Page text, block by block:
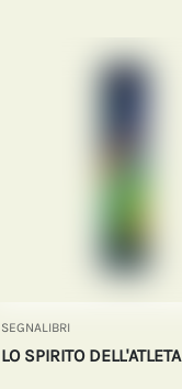
SEGNALIBRI
LO SPIRITO DELL'ATLETA